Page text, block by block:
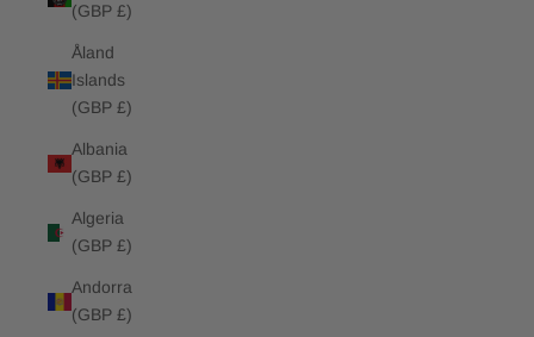
(GBP £)
Åland
Islands
(GBP £)
Albania
(GBP £)
Algeria
(GBP £)
Andorra
(GBP £)